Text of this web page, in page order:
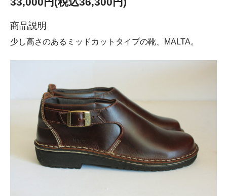
商品説明
少し高さのあるミッドカットタイプの靴、MALTA。